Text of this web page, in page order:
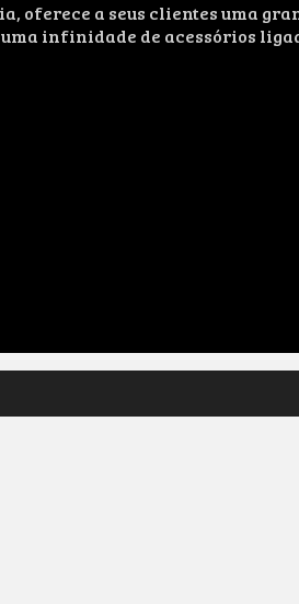
oferece a seus clientes uma
infinidade de acessórios